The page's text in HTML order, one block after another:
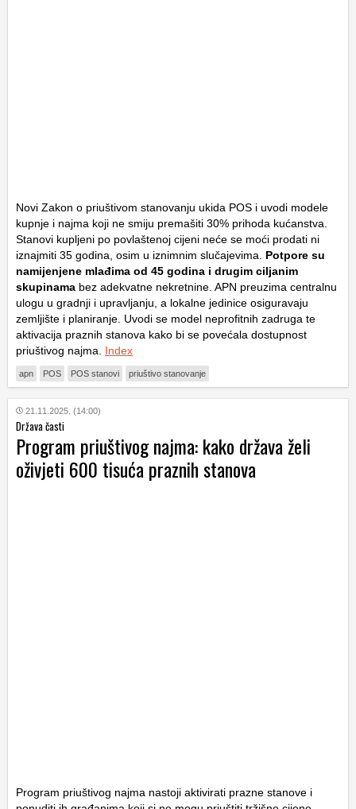
Novi Zakon o priuštivom stanovanju ukida POS i uvodi modele
kupnje i najma koji ne smiju premašiti 30% prihoda kućanstva.
Stanovi kupljeni po povlaštenoj cijeni neće se moći prodati ni
iznajmiti 35 godina, osim u iznimnim slučajevima. Potpore su
namijenjene mlađima od 45 godina i drugim ciljanim
skupinama bez adekvatne nekretnine. APN preuzima centralnu
ulogu u gradnji i upravljanju, a lokalne jedinice osiguravaju
zemljište i planiranje. Uvodi se model neprofitnih zadruga te
aktivacija praznih stanova kako bi se povećala dostupnost
priuštivog najma. Index
apn POS POS stanovi priuštivo stanovanje
21.11.2025. (14:00)
Država časti
Program priuštivog najma: kako država želi
oživjeti 600 tisuća praznih stanova
Program priuštivog najma nastoji aktivirati prazne stanove i